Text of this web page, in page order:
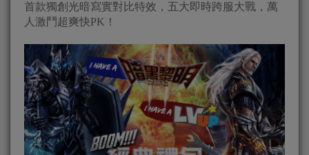
首款獨創光暗寫實對比特效，五大即時跨服大戰，萬
人激鬥超爽快PK！